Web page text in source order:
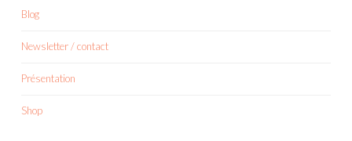
Blog
Newsletter / contact
Présentation
Shop